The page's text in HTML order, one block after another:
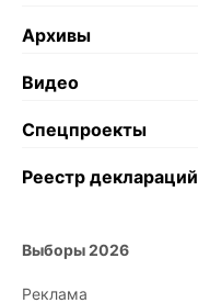
Архивы
Видео
Спецпроекты
Реестр деклараций
Выборы 2026
Реклама